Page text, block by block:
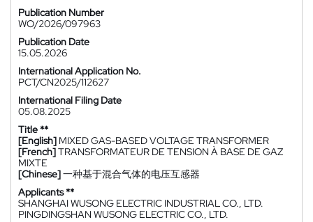
Publication Number
WO/2026/097963
Publication Date
15.05.2026
International Application No.
PCT/CN2025/112627
International Filing Date
05.08.2025
Title **
[English] MIXED GAS-BASED VOLTAGE TRANSFORMER
[French]TRANSFORMATEUR DE TENSION À BASE DE GAZ
MIXTE
[Chinese]一种基于混合气体的电压互感器
Applicants **
SHANGHAI WUSONG ELECTRIC INDUSTRIAL CO., LTD.
PINGDINGSHAN WUSONG ELECTRIC CO., LTD.